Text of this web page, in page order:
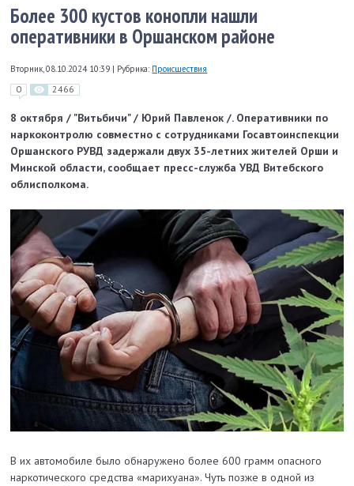
Более 300 кустов конопли нашли
оперативники в Оршанском районе
Вторник, 08.10.2024 10:39 | Рубрика: Происшествия
0 2466
8 октября / "Витьбичи" / Юрий Павленок /. Оперативники по
наркоконтролю совместно с сотрудниками Госавтоинспекции
Оршанского РУВД задержали двух 35-летних жителей Орши и
Минской области, сообщает пресс-служба УВД Витебского
облисполкома.
В их автомобиле было обнаружено более 600 грамм опасного
наркотического средства «марихуана». Чуть позже в одной из